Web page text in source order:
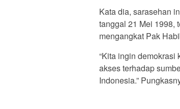
Kata dia, sarasehan
tanggal 21 Mei 1998,
mengangkat Pak
“Kita ingin
akses terhadap
Indonesia.”